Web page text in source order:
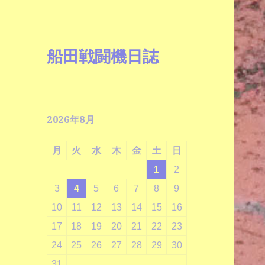
船田戦闘機日誌
2026年8月
月 火 水 木 金 土
日
1
2
3
4 5 6 7 8
9
10
11 12 13 14 15
16
17
18 19 20 21 22
23
24
25 26 27 28 29
30